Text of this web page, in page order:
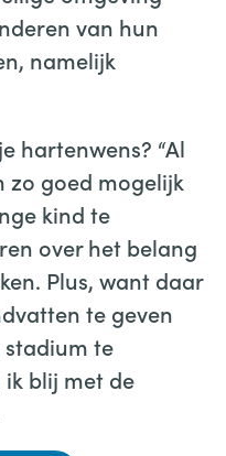
van hun
namelijk
hartenwens? “Al
zo goed mogelijk
kind te
over het belang
Plus, want daar
te geven
te
blij met de